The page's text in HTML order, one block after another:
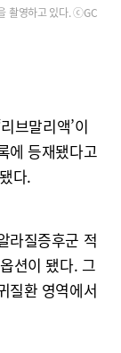
촬영하고 있다. ⓒGC
브말리액’이
에 등재됐다고
다.
라질증후군 적
션이 됐다. 그
질환 영역에서